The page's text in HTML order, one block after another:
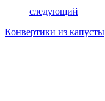
следующий
Конвертики из капусты